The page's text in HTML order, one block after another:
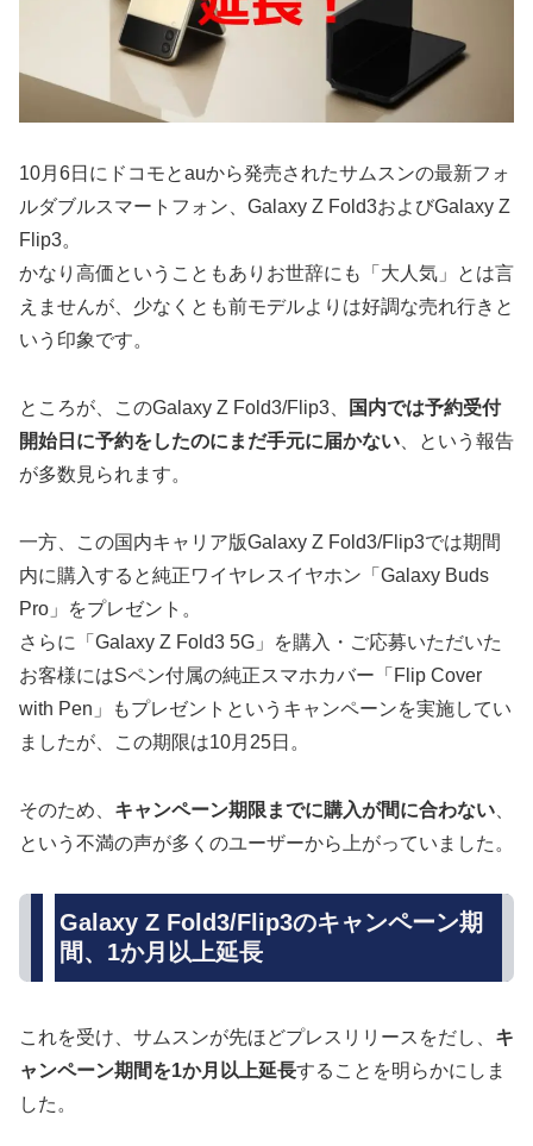
10月6日にドコモとauから発売されたサムスンの最新フォ
ルダブルスマートフォン、Galaxy Z Fold3およびGalaxy Z
Flip3。
かなり高価ということもありお世辞にも「大人気」とは言
えませんが、少なくとも前モデルよりは好調な売れ行きと
いう印象です。
ところが、このGalaxy Z Fold3/Flip3、
国内では予約受付
開始日に予約をしたのにまだ手元に届かない 、という報告
が多数見られます。
一方、この国内キャリア版Galaxy Z Fold3/Flip3では期間
内に購入すると純正ワイヤレスイヤホン「Galaxy Buds
Pro」をプレゼント。
さらに「Galaxy Z Fold3 5G」を購入・ご応募いただいた
お客様にはSペン付属の純正スマホカバー「Flip Cover
with Pen」もプレゼントというキャンペーンを実施してい
ましたが、この期限は10月25日。
そのため、 キャンペーン期限までに購入が間に合わない
という不満の声が多くのユーザーから上がっていました。
Galaxy Z Fold3/Flip3のキャンペーン期
間、1か月以上延長
これを受け、サムスンが先ほどプレスリリースをだし、 キ
ャンペーン期間を1か月以上延長することを明らかにしま
した。